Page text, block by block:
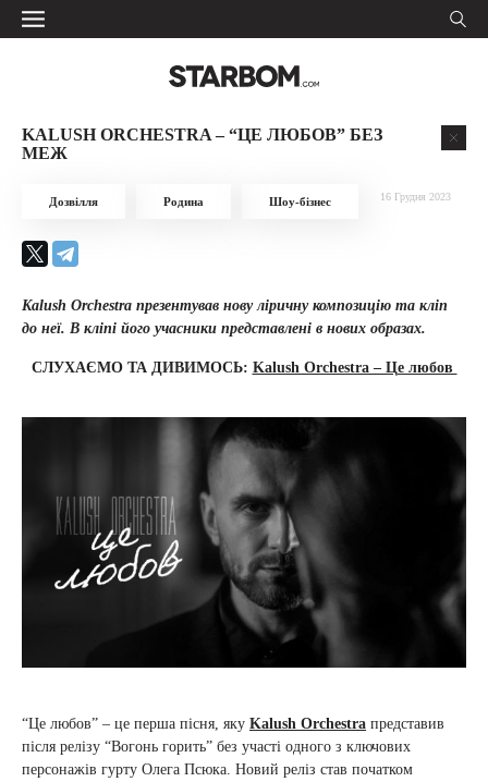
KALUSH ORCHESTRA – “ЦЕ ЛЮБОВ” БЕЗ
МЕЖ
Дозвілля Родина Шоу-бізнес 16 Грудня 2023
Kalush Orchestra презентував нову ліричну композицію та кліп
до неї. В кліпі його учасники представлені в нових образах.
СЛУХАЄМО ТА ДИВИМОСЬ: Kalush Orchestra – Це любов
“Це любов” – це перша пісня, яку Kalush Orchestra представив
після релізу “Вогонь горить” без участі одного з ключових
персонажів гурту Олега Псюка. Новий реліз став початком